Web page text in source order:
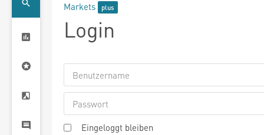
Markets
Login
Eingeloggt bleiben